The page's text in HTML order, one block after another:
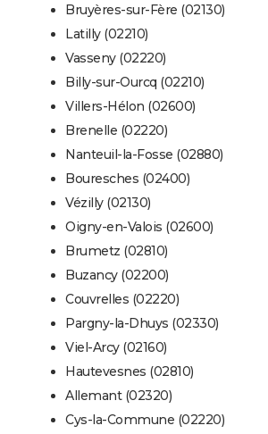
Bruyères-sur-Fère (02130)
Latilly (02210)
Vasseny (02220)
Billy-sur-Ourcq (02210)
Villers-Hélon (02600)
Brenelle (02220)
Nanteuil-la-Fosse (02880)
Bouresches (02400)
Vézilly (02130)
Oigny-en-Valois (02600)
Brumetz (02810)
Buzancy (02200)
Couvrelles (02220)
Pargny-la-Dhuys (02330)
Viel-Arcy (02160)
Hautevesnes (02810)
Allemant (02320)
Cys-la-Commune (02220)